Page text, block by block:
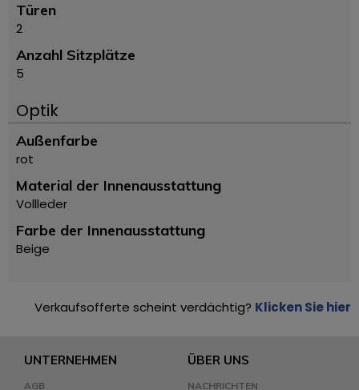
Türen
2
Anzahl Sitzplätze
5
Optik
Außenfarbe
rot
Material der Innenausstattung
Vollleder
Farbe der Innenausstattung
Beige
Verkaufsofferte scheint verdächtig? Klicken Sie hier
UNTERNEHMEN
AGB
ÜBER UNS
NACHRICHTEN